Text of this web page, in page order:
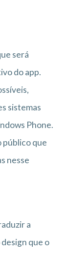
será
do app.
sistemas
Phone.
público que
nesse
a
que o